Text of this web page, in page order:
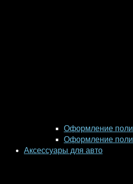
Оформление
Оформление
Аксессуары для авто